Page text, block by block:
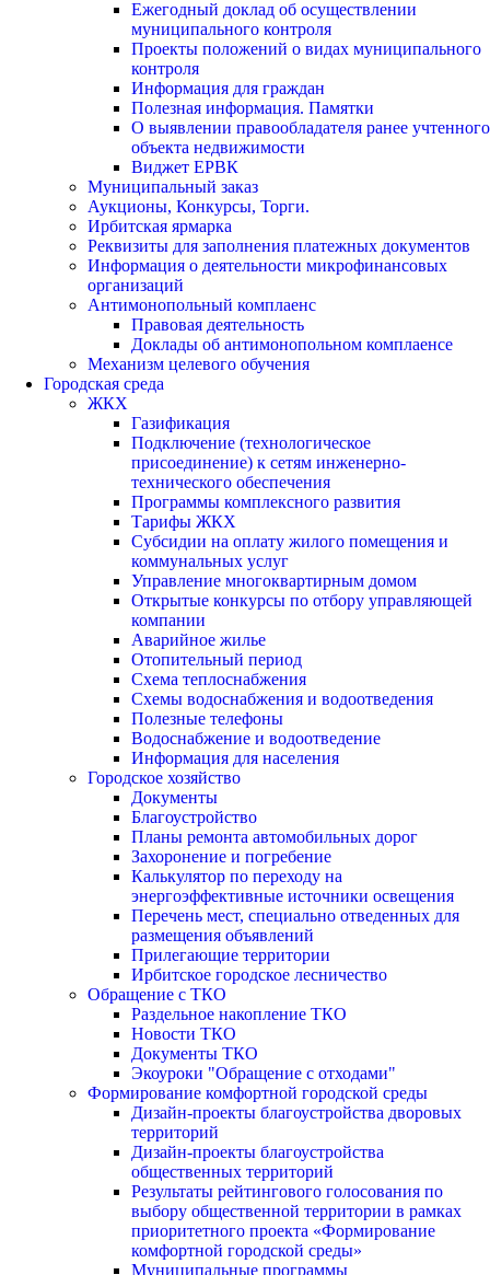
Ежегодный доклад об осуществлении
муниципального контроля
Проекты положений о видах муниципального
контроля
Информация для граждан
Полезная информация. Памятки
О выявлении правообладателя ранее учтенного
объекта недвижимости
Виджет ЕРВК
Муниципальный заказ
Аукционы, Конкурсы, Торги.
Ирбитская ярмарка
Реквизиты для заполнения платежных документов
Информация о деятельности микрофинансовых
организаций
Антимонопольный комплаенс
Правовая деятельность
Доклады об антимонопольном комплаенсе
Механизм целевого обучения
Городская среда
ЖКХ
Газификация
Подключение (технологическое
присоединение) к сетям инженерно-
технического обеспечения
Программы комплексного развития
Тарифы ЖКХ
Субсидии на оплату жилого помещения и
коммунальных услуг
Управление многоквартирным домом
Открытые конкурсы по отбору управляющей
компании
Аварийное жилье
Отопительный период
Схема теплоснабжения
Схемы водоснабжения и водоотведения
Полезные телефоны
Водоснабжение и водоотведение
Информация для населения
Городское хозяйство
Документы
Благоустройство
Планы ремонта автомобильных дорог
Захоронение и погребение
Калькулятор по переходу на
энергоэффективные источники освещения
Перечень мест, специально отведенных для
размещения объявлений
Прилегающие территории
Ирбитское городское лесничество
Обращение с ТКО
Раздельное накопление ТКО
Новости ТКО
Документы ТКО
Экоуроки "Обращение с отходами"
Формирование комфортной городской среды
Дизайн-проекты благоустройства дворовых
территорий
Дизайн-проекты благоустройства
общественных территорий
Результаты рейтингового голосования по
выбору общественной территории в рамках
приоритетного проекта «Формирование
комфортной городской среды»
Муниципальные программы